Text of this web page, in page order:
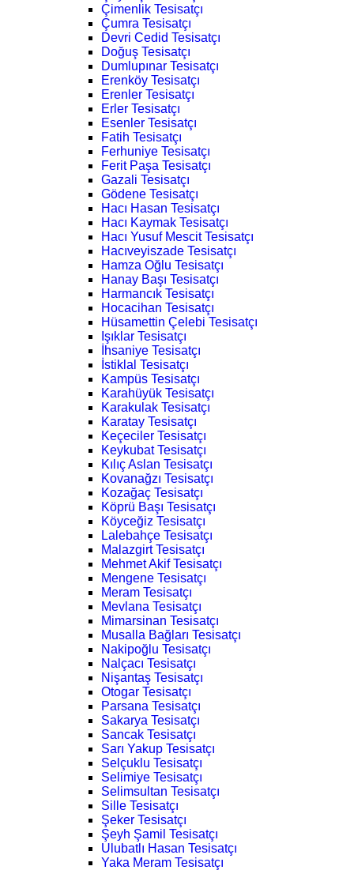
Çimenlik Tesisatçı
Çumra Tesisatçı
Devri Cedid Tesisatçı
Doğuş Tesisatçı
Dumlupınar Tesisatçı
Erenköy Tesisatçı
Erenler Tesisatçı
Erler Tesisatçı
Esenler Tesisatçı
Fatih Tesisatçı
Ferhuniye Tesisatçı
Ferit Paşa Tesisatçı
Gazali Tesisatçı
Gödene Tesisatçı
Hacı Hasan Tesisatçı
Hacı Kaymak Tesisatçı
Hacı Yusuf Mescit Tesisatçı
Hacıveyiszade Tesisatçı
Hamza Oğlu Tesisatçı
Hanay Başı Tesisatçı
Harmancık Tesisatçı
Hocacihan Tesisatçı
Hüsamettin Çelebi Tesisatçı
Işıklar Tesisatçı
İhsaniye Tesisatçı
İstiklal Tesisatçı
Kampüs Tesisatçı
Karahüyük Tesisatçı
Karakulak Tesisatçı
Karatay Tesisatçı
Keçeciler Tesisatçı
Keykubat Tesisatçı
Kılıç Aslan Tesisatçı
Kovanağzı Tesisatçı
Kozağaç Tesisatçı
Köprü Başı Tesisatçı
Köyceğiz Tesisatçı
Lalebahçe Tesisatçı
Malazgirt Tesisatçı
Mehmet Akif Tesisatçı
Mengene Tesisatçı
Meram Tesisatçı
Mevlana Tesisatçı
Mimarsinan Tesisatçı
Musalla Bağları Tesisatçı
Nakipoğlu Tesisatçı
Nalçacı Tesisatçı
Nişantaş Tesisatçı
Otogar Tesisatçı
Parsana Tesisatçı
Sakarya Tesisatçı
Sancak Tesisatçı
Sarı Yakup Tesisatçı
Selçuklu Tesisatçı
Selimiye Tesisatçı
Selimsultan Tesisatçı
Sille Tesisatçı
Şeker Tesisatçı
Şeyh Şamil Tesisatçı
Ulubatlı Hasan Tesisatçı
Yaka Meram Tesisatçı